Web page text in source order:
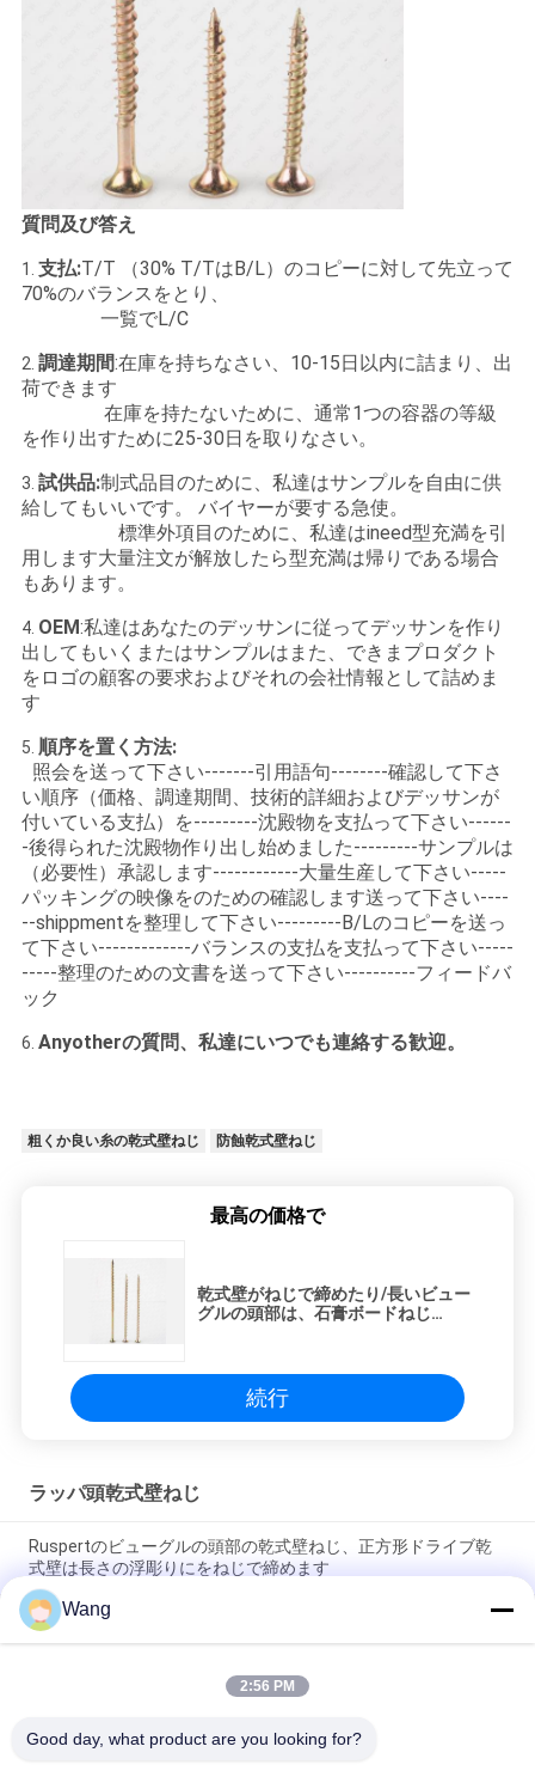
PRIVACY
POLICY
質問及び答え
1. 支払:T/T （30% T/TはB/L）のコピーに対して先立って
70%のバランスをとり、
一覧でL/C
2. 調達期間:在庫を持ちなさい、10-15日以内に詰まり、出
荷できます
在庫を持たないために、通常1つの容器の等級
を作り出すために25-30日を取りなさい。
3. 試供品:制式品目のために、私達はサンプルを自由に供
給してもいいです。 バイヤーが要する急使。
標準外項目のために、私達はineed型充満を引
用します大量注文が解放したら型充満は帰りである場合
もあります。
4. OEM:私達はあなたのデッサンに従ってデッサンを作り
出してもいくまたはサンプルはまた、できまプロダクト
をロゴの顧客の要求およびそれの会社情報として詰めま
す
5. 順序を置く方法:
照会を送って下さい-------引用語句--------確認して下さ
い順序（価格、調達期間、技術的詳細およびデッサンが
付いている支払）を---------沈殿物を支払って下さい------
-後得られた沈殿物作り出し始めました---------サンプルは
（必要性）承認します------------大量生産して下さい-----
パッキングの映像をのための確認します送って下さい----
--shippmentを整理して下さい---------B/Lのコピーを送っ
て下さい-------------バランスの支払を支払って下さい-----
-----整理のための文書を送って下さい----------フィードバ
ック
6. Anyotherの質問、私達にいつでも連絡する歓迎。
粗くか良い糸の乾式壁ねじ 防蝕乾式壁ねじ
最高の価格で
乾式壁がねじで締めたり/長いビュー
グルの頭部は、石膏ボードねじ
続行
ラッパ頭乾式壁ねじ
Ruspertのビューグルの頭部の乾式壁ねじ、正方形ドライブ乾
式壁は長さの浮彫りにをねじで締めます
1つの1/2のインチのビューグルの頭部の乾式壁ねじ、リン酸で
処理されるギプスの削片板は灰色をねじで締めます
電流を通される内部六角形のドライブ乾式壁のアンカーはビュ
Wang
2:56 PM
Good day, what product are you looking for?